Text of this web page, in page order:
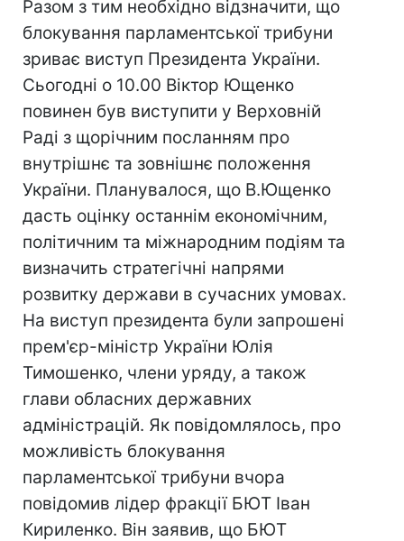
Разом з тим необхідно відзначити, що
блокування парламентської трибуни
зриває виступ Президента України.
Сьогодні о 10.00 Віктор Ющенко
повинен був виступити у Верховній
Раді з щорічним посланням про
внутрішнє та зовнішнє положення
України. Планувалося, що В.Ющенко
дасть оцінку останнім економічним,
політичним та міжнародним подіям та
визначить стратегічні напрями
розвитку держави в сучасних умовах.
На виступ президента були запрошені
прем'єр-міністр України Юлія
Тимошенко, члени уряду, а також
глави обласних державних
адміністрацій. Як повідомлялось, про
можливість блокування
парламентської трибуни вчора
повідомив лідер фракції БЮТ Іван
Кириленко. Він заявив, що БЮТ